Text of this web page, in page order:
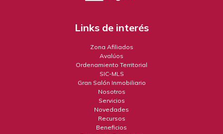
Links de interés
Zona Afiliados
Avalúos
Ordenamiento Territorial
SIC-MLS
Gran Salón Inmobiliario
Nosotros
Servicios
Novedades
Recursos
Beneficios